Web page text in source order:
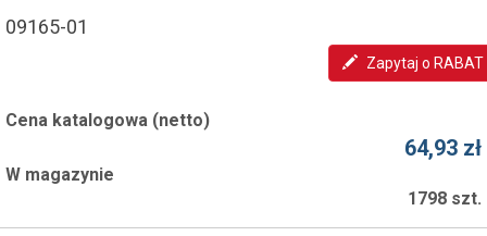
09165-01
Zapytaj o RABAT
Cena katalogowa (netto)
64,93 zł
W magazynie
1798 szt.